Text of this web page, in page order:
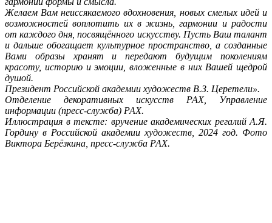
Желаем Вам неиссякаемого вдохновения, новых смелых идей и
возможностей воплотить их в жизнь, гармонии и радости
от каждого дня, посвящённого искусству. Пусть Ваш талант
и дальше обогащает культурное пространство, а созданные
Вами образы хранят и передают будущим поколениям
красоту, историю и эмоции, вложенные в них Вашей щедрой
душой.
Президент Российской академии художеств В.З. Церетели».
Отделение декоративных искусств РАХ, Управление
информации (пресс-служба) РАХ.
Иллюстрация в тексте: вручение академических регалий А.Я.
Гордину в Российской академии художеств, 2024 год. Фото
Виктора Берёзкина, пресс-служба РАХ.